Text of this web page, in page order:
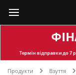
Термін відправкидо 7
Продукти Взуття